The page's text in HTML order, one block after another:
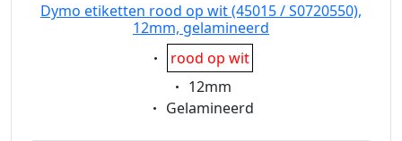
Dymo etiketten rood op wit (45015 / S0720550),
12mm, gelamineerd
Eigenschaft:
rood op wit
Eigenschaft:
12mm
Eigenschaft:
Gelamineerd